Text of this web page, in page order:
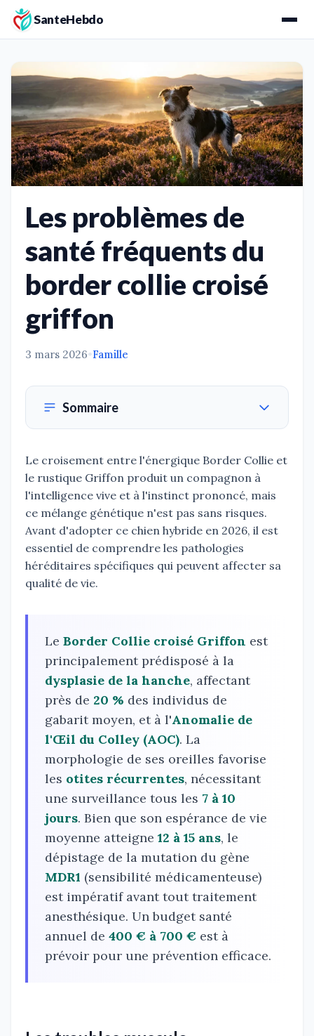
SanteHebdo
Les problèmes de
santé fréquents du
border collie croisé
griffon
3 mars 2026•Famille
Sommaire
Le croisement entre l'énergique Border Collie et
le rustique Griffon produit un compagnon à
l'intelligence vive et à l'instinct prononcé, mais
ce mélange génétique n'est pas sans risques.
Avant d'adopter ce chien hybride en 2026, il est
essentiel de comprendre les pathologies
héréditaires spécifiques qui peuvent affecter sa
qualité de vie.
Le Border Collie croisé Griffon est
principalement prédisposé à la
dysplasie de la hanche, affectant
près de 20 % des individus de
gabarit moyen, et à l'Anomalie de
l'Œil du Colley (AOC). La
morphologie de ses oreilles favorise
les otites récurrentes, nécessitant
une surveillance tous les 7 à 10
jours. Bien que son espérance de vie
moyenne atteigne 12 à 15 ans, le
dépistage de la mutation du gène
MDR1 (sensibilité médicamenteuse)
est impératif avant tout traitement
anesthésique. Un budget santé
annuel de 400 € à 700 € est à
prévoir pour une prévention efficace.